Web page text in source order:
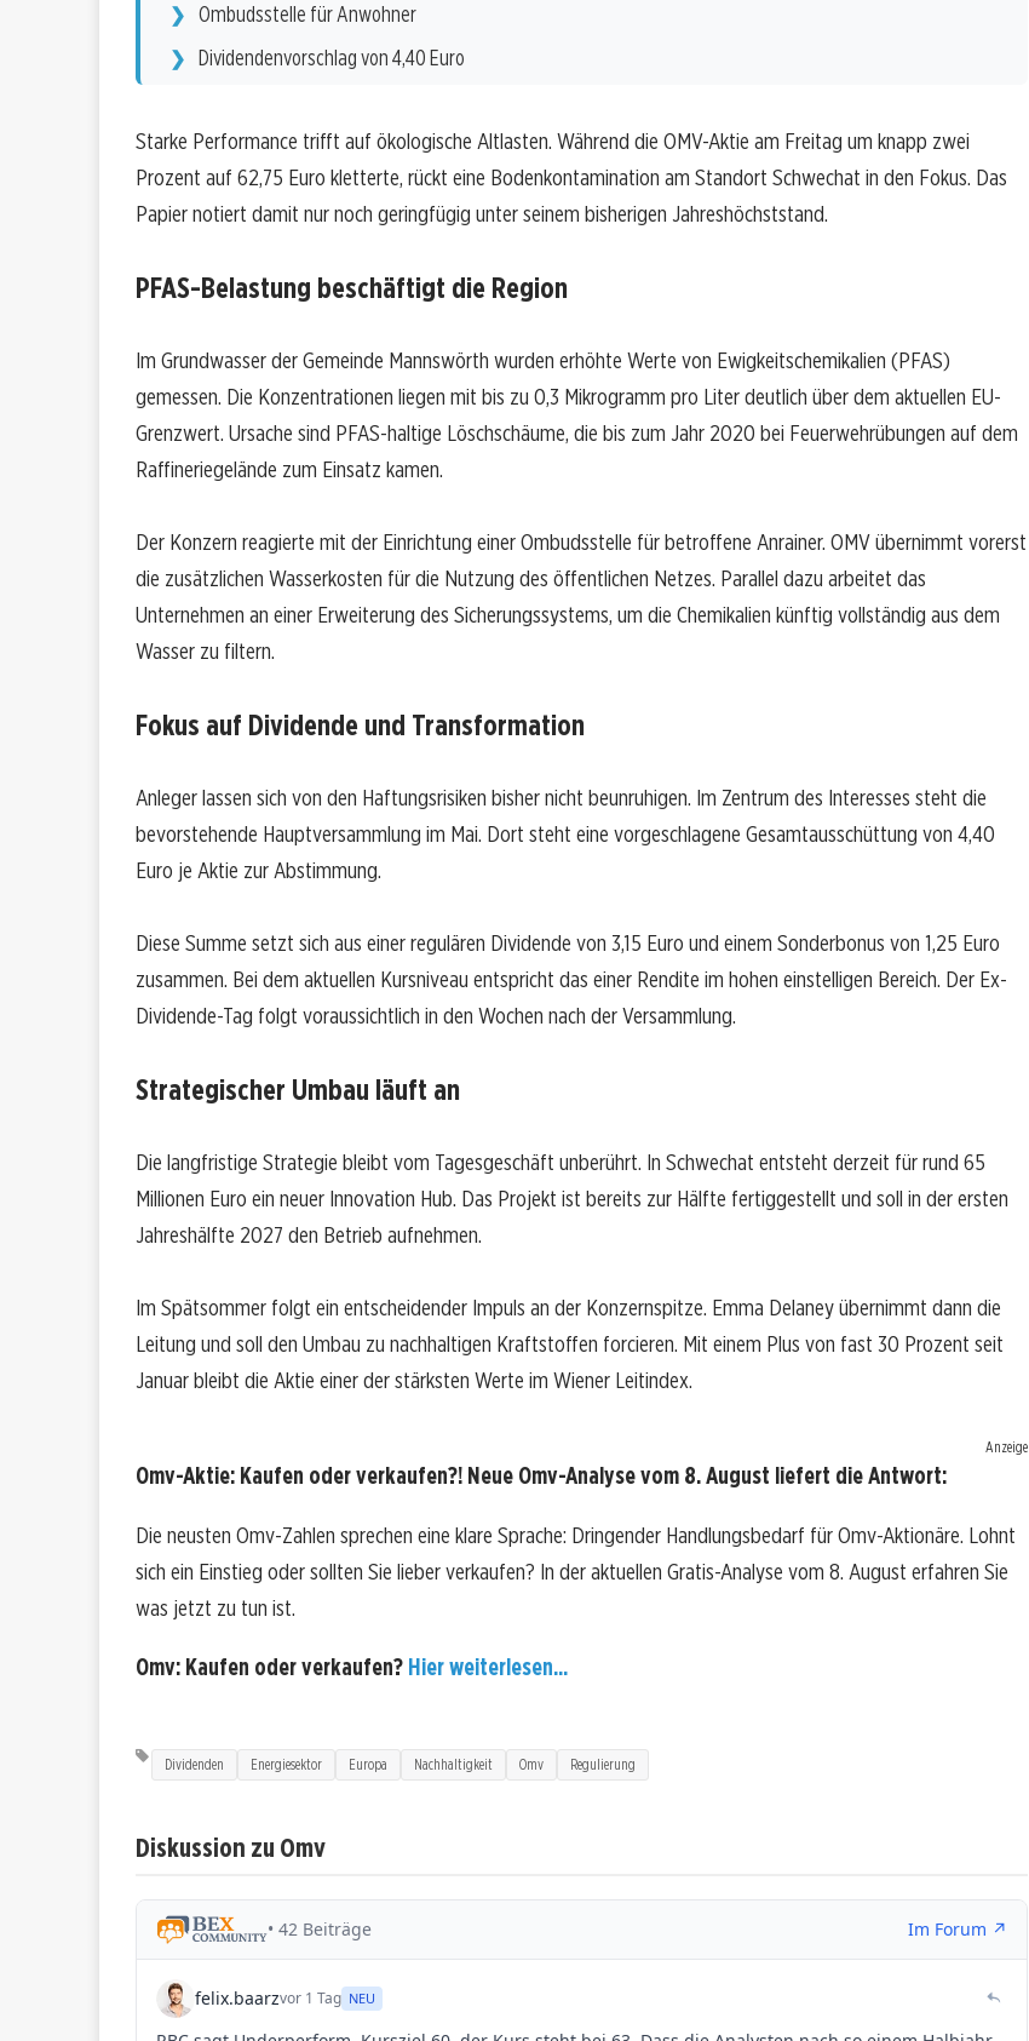
Ombudsstelle für Anwohner
Dividendenvorschlag von 4,40 Euro
Starke Performance trifft auf ökologische Altlasten. Während die OMV-Aktie am Freitag um knapp zwei
Prozent auf 62,75 Euro kletterte, rückt eine Bodenkontamination am Standort Schwechat in den Fokus. Das
Papier notiert damit nur noch geringfügig unter seinem bisherigen Jahreshöchststand.
PFAS-Belastung beschäftigt die Region
Im Grundwasser der Gemeinde Mannswörth wurden erhöhte Werte von Ewigkeitschemikalien (PFAS)
gemessen. Die Konzentrationen liegen mit bis zu 0,3 Mikrogramm pro Liter deutlich über dem aktuellen EU-
Grenzwert. Ursache sind PFAS-haltige Löschschäume, die bis zum Jahr 2020 bei Feuerwehrübungen auf dem
Raffineriegelände zum Einsatz kamen.
Der Konzern reagierte mit der Einrichtung einer Ombudsstelle für betroffene Anrainer. OMV übernimmt vorerst
die zusätzlichen Wasserkosten für die Nutzung des öffentlichen Netzes. Parallel dazu arbeitet das
Unternehmen an einer Erweiterung des Sicherungssystems, um die Chemikalien künftig vollständig aus dem
Wasser zu filtern.
Fokus auf Dividende und Transformation
Anleger lassen sich von den Haftungsrisiken bisher nicht beunruhigen. Im Zentrum des Interesses steht die
bevorstehende Hauptversammlung im Mai. Dort steht eine vorgeschlagene Gesamtausschüttung von 4,40
Euro je Aktie zur Abstimmung.
Diese Summe setzt sich aus einer regulären Dividende von 3,15 Euro und einem Sonderbonus von 1,25 Euro
zusammen. Bei dem aktuellen Kursniveau entspricht das einer Rendite im hohen einstelligen Bereich. Der Ex-
Dividende-Tag folgt voraussichtlich in den Wochen nach der Versammlung.
Strategischer Umbau läuft an
Die langfristige Strategie bleibt vom Tagesgeschäft unberührt. In Schwechat entsteht derzeit für rund 65
Millionen Euro ein neuer Innovation Hub. Das Projekt ist bereits zur Hälfte fertiggestellt und soll in der ersten
Jahreshälfte 2027 den Betrieb aufnehmen.
Im Spätsommer folgt ein entscheidender Impuls an der Konzernspitze. Emma Delaney übernimmt dann die
Leitung und soll den Umbau zu nachhaltigen Kraftstoffen forcieren. Mit einem Plus von fast 30 Prozent seit
Januar bleibt die Aktie einer der stärksten Werte im Wiener Leitindex.
Anzeige
Omv-Aktie: Kaufen oder verkaufen?! Neue Omv-Analyse vom 8. August liefert die Antwort:
Die neusten Omv-Zahlen sprechen eine klare Sprache: Dringender Handlungsbedarf für Omv-Aktionäre. Lohnt
sich ein Einstieg oder sollten Sie lieber verkaufen? In der aktuellen Gratis-Analyse vom 8. August erfahren Sie
was jetzt zu tun ist.
Omv: Kaufen oder verkaufen? Hier weiterlesen...
Dividenden Energiesektor Europa Nachhaltigkeit Omv Regulierung
Diskussion zu Omv